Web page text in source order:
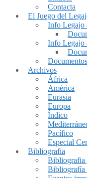
Contacta
El Juego del
Info Legajo
Info Legajo
Archivos
África
América
Eurasia
Europa
Índico
Pacífico
Especial
Bibliografia
Bibliografia
Bibliografía